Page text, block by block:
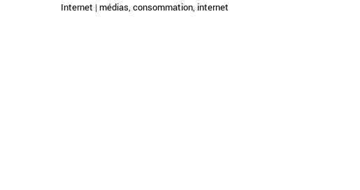
Internet | médias, consommation, internet